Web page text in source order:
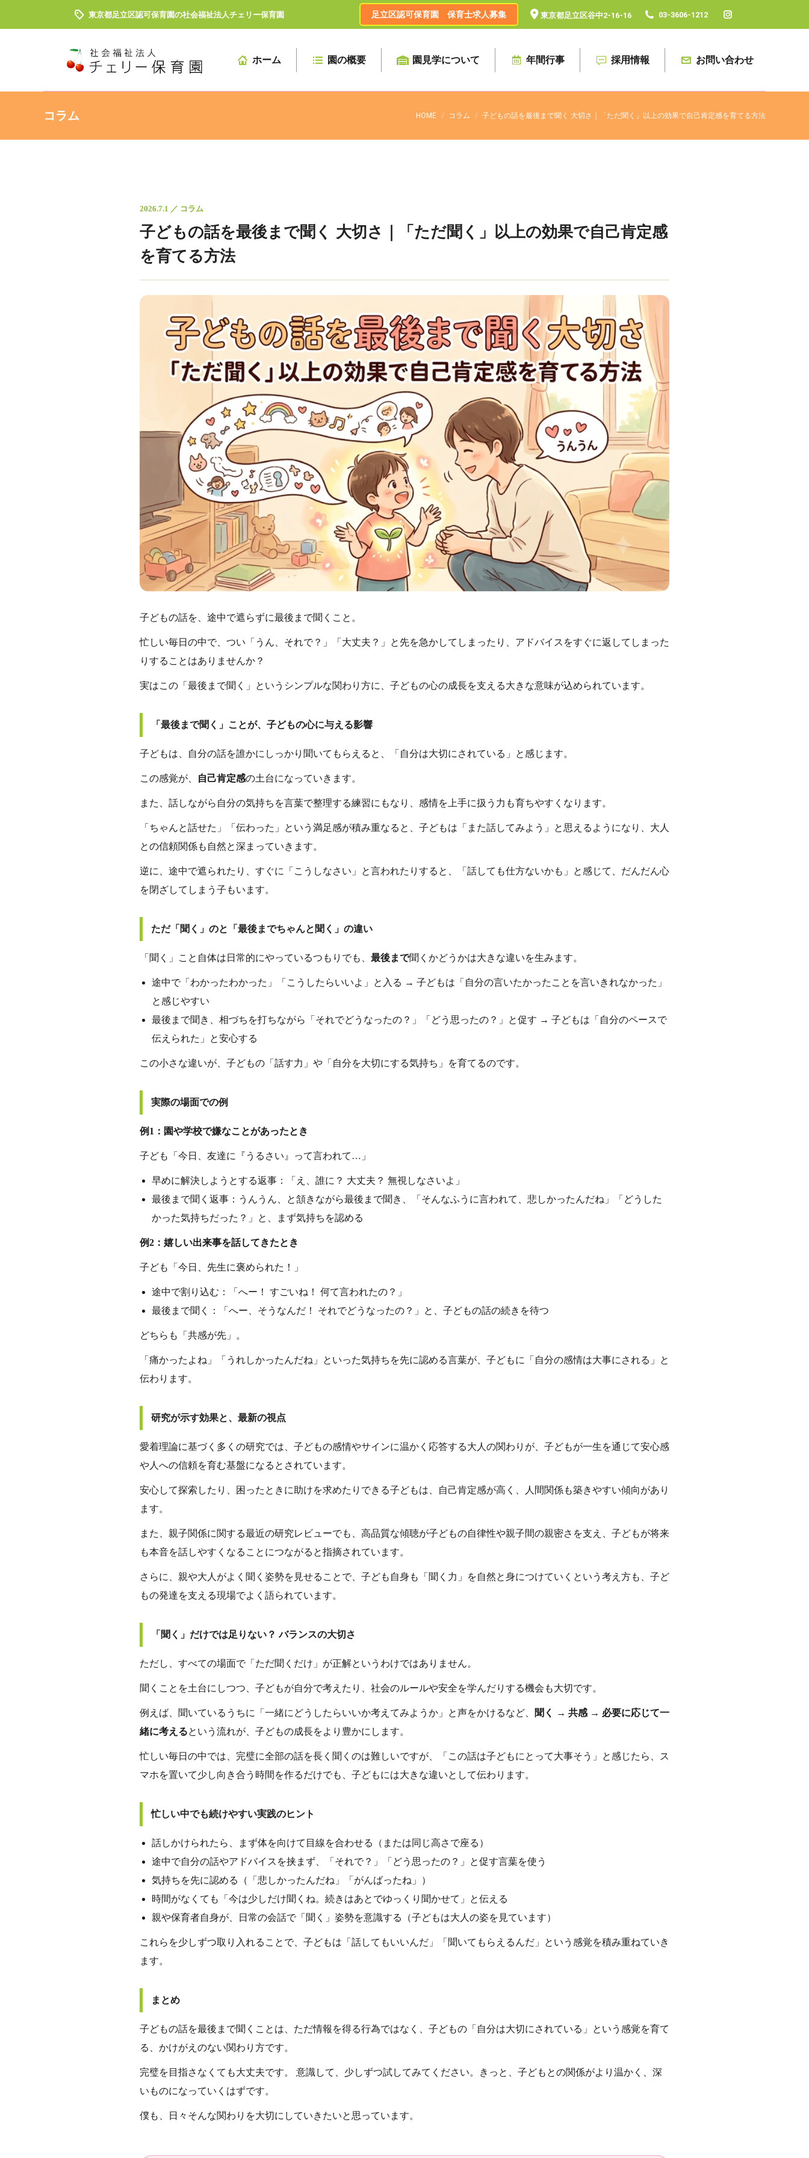
東京都足立区認可保育園の社会福祉法人チェリー保育園 足立区認可保育園 保育士求人募集 東京都足立区谷中2-16-16 03-3606-1212
Instagram
opens
in
ホーム 園の概要 園見学について 年間行事 採用情報 お問い合わせ
コラム HOME コラム 子どもの話を最後まで聞く 大切さ｜「ただ聞く」以上の効果で自己肯定感を育てる方法
2026.7.1 ／ コラム
子どもの話を最後まで聞く 大切さ｜「ただ聞く」以上の効果で自己肯定感
を育てる方法
子どもの話を、途中で遮らずに最後まで聞くこと。
忙しい毎日の中で、つい「うん、それで？」「大丈夫？」と先を急かしてしまったり、アドバイスをすぐに返してしまった
りすることはありませんか？
実はこの「最後まで聞く」というシンプルな関わり方に、子どもの心の成長を支える大きな意味が込められています。
「最後まで聞く」ことが、子どもの心に与える影響
子どもは、自分の話を誰かにしっかり聞いてもらえると、「自分は大切にされている」と感じます。
この感覚が、 自己肯定感の土台になっていきます。
また、話しながら自分の気持ちを言葉で整理する練習にもなり、感情を上手に扱う力も育ちやすくなります。
「ちゃんと話せた」「伝わった」という満足感が積み重なると、子どもは「また話してみよう」と思えるようになり、大人
との信頼関係も自然と深まっていきます。
逆に、途中で遮られたり、すぐに「こうしなさい」と言われたりすると、「話しても仕方ないかも」と感じて、だんだん心
を閉ざしてしまう子もいます。
ただ「聞く」のと「最後までちゃんと聞く」の違い
「聞く」こと自体は日常的にやっているつもりでも、 最後まで聞くかどうかは大きな違いを生みます。
途中で「わかったわかった」「こうしたらいいよ」と入る → 子どもは「自分の言いたかったことを言いきれなかった」
と感じやすい
最後まで聞き、相づちを打ちながら「それでどうなったの？」「どう思ったの？」と促す → 子どもは「自分のペースで
伝えられた」と安心する
この小さな違いが、子どもの「話す力」や「自分を大切にする気持ち」を育てるのです。
実際の場面での例
例1：園や学校で嫌なことがあったとき
子ども「今日、友達に『うるさい』って言われて…」
早めに解決しようとする返事：「え、誰に？ 大丈夫？ 無視しなさいよ」
最後まで聞く返事：うんうん、と頷きながら最後まで聞き、「そんなふうに言われて、悲しかったんだね」「どうした
かった気持ちだった？」と、まず気持ちを認める
例2：嬉しい出来事を話してきたとき
子ども「今日、先生に褒められた！」
途中で割り込む：「へー！ すごいね！ 何て言われたの？」
最後まで聞く：「へー、そうなんだ！ それでどうなったの？」と、子どもの話の続きを待つ
どちらも「共感が先」。
「痛かったよね」「うれしかったんだね」といった気持ちを先に認める言葉が、子どもに「自分の感情は大事にされる」と
伝わります。
研究が示す効果と、最新の視点
愛着理論に基づく多くの研究では、子どもの感情やサインに温かく応答する大人の関わりが、子どもが一生を通じて安心感
や人への信頼を育む基盤になるとされています。
安心して探索したり、困ったときに助けを求めたりできる子どもは、自己肯定感が高く、人間関係も築きやすい傾向があり
ます。
また、親子関係に関する最近の研究レビューでも、高品質な傾聴が子どもの自律性や親子間の親密さを支え、子どもが将来
も本音を話しやすくなることにつながると指摘されています。
さらに、親や大人がよく聞く姿勢を見せることで、子ども自身も「聞く力」を自然と身につけていくという考え方も、子ど
もの発達を支える現場でよく語られています。
「聞く」だけでは足りない？ バランスの大切さ
ただし、すべての場面で「ただ聞くだけ」が正解というわけではありません。
聞くことを土台にしつつ、子どもが自分で考えたり、社会のルールや安全を学んだりする機会も大切です。
例えば、聞いているうちに「一緒にどうしたらいいか考えてみようか」と声をかけるなど、
聞く → 共感 → 必要に応じて一
緒に考えるという流れが、子どもの成長をより豊かにします。
忙しい毎日の中では、完璧に全部の話を長く聞くのは難しいですが、「この話は子どもにとって大事そう」と感じたら、ス
マホを置いて少し向き合う時間を作るだけでも、子どもには大きな違いとして伝わります。
忙しい中でも続けやすい実践のヒント
話しかけられたら、まず体を向けて目線を合わせる（または同じ高さで座る）
途中で自分の話やアドバイスを挟まず、「それで？」「どう思ったの？」と促す言葉を使う
気持ちを先に認める（「悲しかったんだね」「がんばったね」）
時間がなくても「今は少しだけ聞くね。続きはあとでゆっくり聞かせて」と伝える
親や保育者自身が、日常の会話で「聞く」姿勢を意識する（子どもは大人の姿を見ています）
これらを少しずつ取り入れることで、子どもは「話してもいいんだ」「聞いてもらえるんだ」という感覚を積み重ねていき
ます。
まとめ
子どもの話を最後まで聞くことは、ただ情報を得る行為ではなく、子どもの「自分は大切にされている」という感覚を育て
る、かけがえのない関わり方です。
完璧を目指さなくても大丈夫です。 意識して、少しずつ試してみてください。きっと、子どもとの関係がより温かく、深
いものになっていくはずです。
僕も、日々そんな関わりを大切にしていきたいと思っています。